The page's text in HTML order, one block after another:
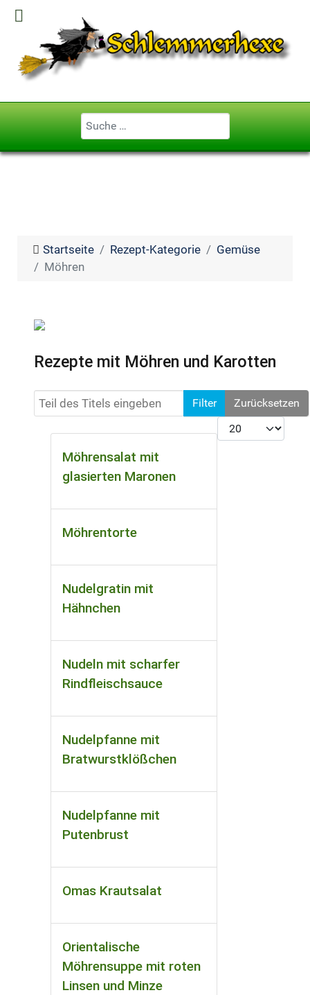
Geben Sie ...
Startseite Rezept-Kategorie
Gemüse
Möhren
Rezepte mit Möhren und Karotten
Teil des Titels eingeben Filter Zurücksetzen
Anzeige #
Möhrensalat mit
glasierten Maronen
Möhrentorte
Nudelgratin mit
Hähnchen
Nudeln mit scharfer
Rindfleischsauce
Nudelpfanne mit
Bratwurstklößchen
Nudelpfanne mit
Putenbrust
Omas Krautsalat
Orientalische
Möhrensuppe mit roten
Linsen und Minze